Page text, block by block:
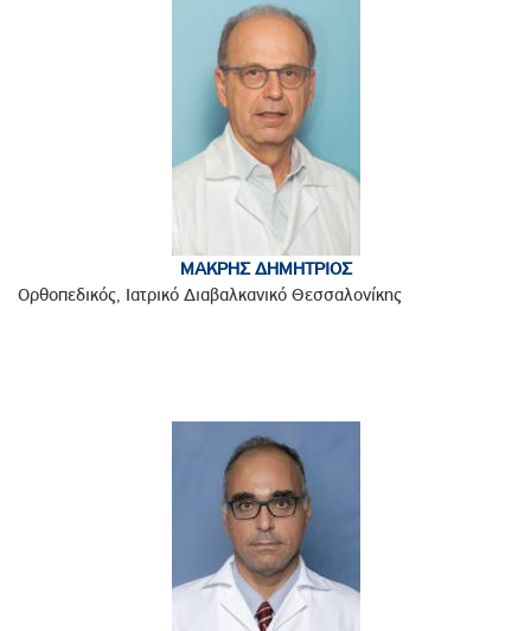
ΜΑΚΡΗΣ ΔΗΜΗΤΡΙΟΣ
Ορθοπεδικός, Ιατρικό Διαβαλκανικό Θεσσαλονίκης